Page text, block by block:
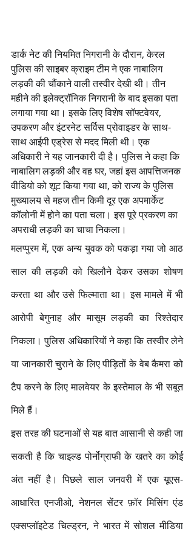
डार्क नेट की नियमित निगरानी के दौरान, केरल
पुलिस की साइबर क्राइम टीम ने एक नाबालिग
लड़की की चौंकाने वाली तस्वीर देखी थी। तीन
महीने की इलेक्ट्रॉनिक निगरानी के बाद इसका पता
लगाया गया था। इसके लिए विशेष सॉफ्टवेयर,
उपकरण और इंटरनेट सर्विस प्रोवाइडर के साथ-
साथ आईपी एड्रेस से मदद मिली थी। एक
अधिकारी ने यह जानकारी दी है। पुलिस ने कहा कि
नाबालिग लड़की और वह घर, जहां इस आपत्तिजनक
वीडियो को शूट किया गया था, को राज्य के पुलिस
मुख्यालय से महज तीन किमी दूर एक अपमार्केट
कॉलोनी में होने का पता चला। इस पूरे प्रकरण का
अपराधी लड़की का चाचा निकला।
मलप्पुरम में, एक अन्य युवक को पकड़ा गया जो आठ
साल की लड़की को खिलौने देकर उसका शोषण
करता था और उसे फिल्माता था। इस मामले में भी
आरोपी बेगुनाह और मासूम लड़की का रिश्तेदार
निकला। पुलिस अधिकारियों ने कहा कि तस्वीर लेने
या जानकारी चुराने के लिए पीड़ितों के वेब कैमरा को
टैप करने के लिए मालवेयर के इस्तेमाल के भी सबूत
मिले हैं।
इस तरह की घटनाओं से यह बात आसानी से कही जा
सकती है कि चाइल्ड पोर्नोग्राफी के खतरे का कोई
अंत नहीं है। पिछले साल जनवरी में एक यूएस-
आधारित एनजीओ, नेशनल सेंटर फ़ॉर मिसिंग एंड
एक्सप्लॉइटेड चिल्ड्रन, ने भारत में सोशल मीडिया